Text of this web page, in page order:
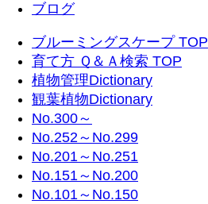
ブログ
ブルーミングスケープ TOP
育て方 Ｑ＆Ａ検索 TOP
植物管理Dictionary
観葉植物Dictionary
No.300～
No.252～No.299
No.201～No.251
No.151～No.200
No.101～No.150